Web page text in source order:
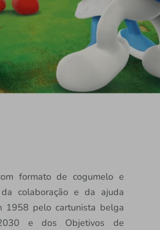
formato de cogumelo e
colaboração e da ajuda
1958 pelo cartunista belga
e dos Objetivos de